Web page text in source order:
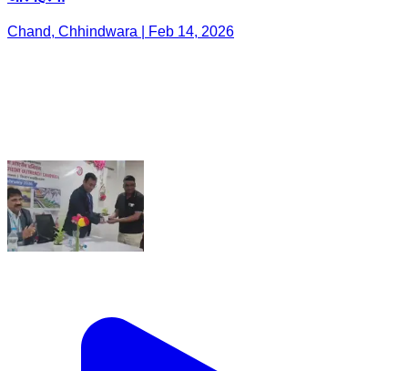
Chand, Chhindwara | Feb 14, 2026